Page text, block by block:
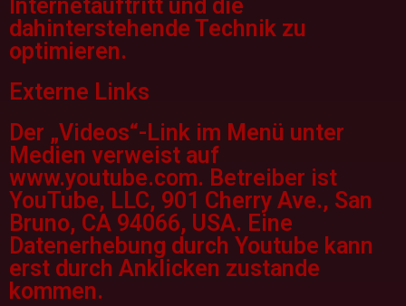
Internetauftritt und die
dahinterstehende Technik zu
optimieren.
Externe Links
Der „Videos“-Link im Menü unter
Medien verweist auf
www.youtube.com. Betreiber ist
YouTube, LLC, 901 Cherry Ave., San
Bruno, CA 94066, USA. Eine
Datenerhebung durch Youtube kann
erst durch Anklicken zustande
kommen.